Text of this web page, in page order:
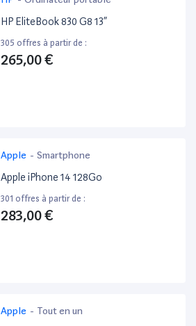
HP EliteBook 830 G8 13”
305 offres à partir de :
265,00 €
Apple - Smartphone
Apple iPhone 14 128Go
301 offres à partir de :
283,00 €
Apple - Tout en un